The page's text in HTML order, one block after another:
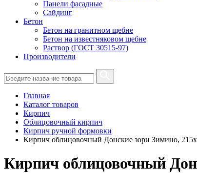
Панели фасадные
Сайдинг
Бетон
Бетон на гранитном щебне
Бетон на известняковом щебне
Раствор (ГОСТ 30515-97)
Производители
Главная
Каталог товаров
Кирпич
Облицовочный кирпич
Кирпич ручной формовки
Кирпич облицовочный Донские зори Зимино,
Кирпич облицовочный